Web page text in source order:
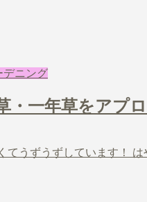
デニング
一年草をアプ
てうずうずしています！